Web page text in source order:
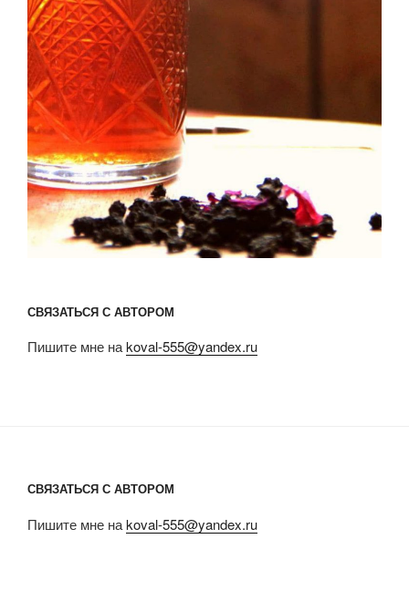
СВЯЗАТЬСЯ С АВТОРОМ
Пишите мне наkoval-555@yandex.ru
СВЯЗАТЬСЯ С АВТОРОМ
Пишите мне наkoval-555@yandex.ru